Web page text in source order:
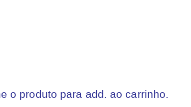
o produto para add. ao carrinho.